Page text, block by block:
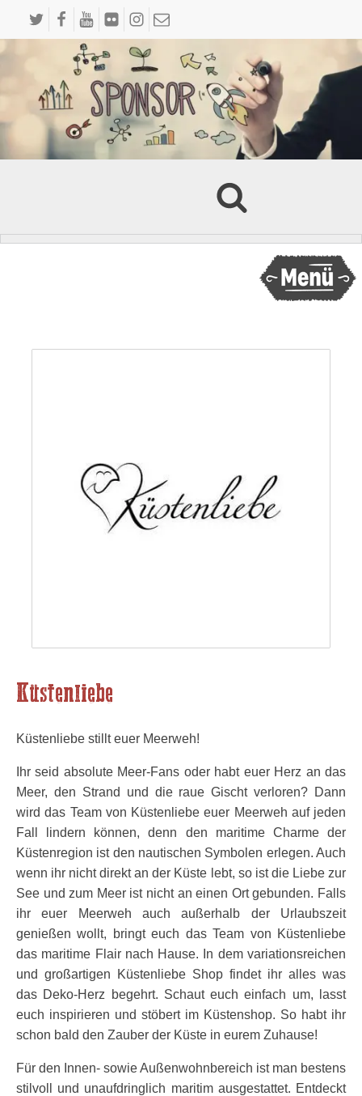
Küstenliebe
Küstenliebe stillt euer Meerweh!
Ihr seid absolute Meer-Fans oder habt euer Herz an das
Meer, den Strand und die raue Gischt verloren? Dann
wird das Team von Küstenliebe euer Meerweh auf jeden
Fall lindern können, denn den maritime Charme der
Küstenregion ist den nautischen Symbolen erlegen. Auch
wenn ihr nicht direkt an der Küste lebt, so ist die Liebe zur
See und zum Meer ist nicht an einen Ort gebunden. Falls
ihr euer Meerweh auch außerhalb der Urlaubszeit
genießen wollt, bringt euch das Team von Küstenliebe
das maritime Flair nach Hause. In dem variationsreichen
und großartigen Küstenliebe Shop findet ihr alles was
das Deko-Herz begehrt. Schaut euch einfach um, lasst
euch inspirieren und stöbert im Küstenshop. So habt ihr
schon bald den Zauber der Küste in eurem Zuhause!
Für den Innen- sowie Außenwohnbereich ist man bestens
stilvoll und unaufdringlich maritim ausgestattet. Entdeckt